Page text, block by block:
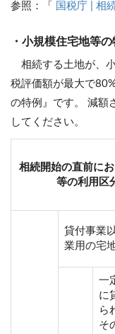
参照：「 国税庁 | 相
・小規模住宅地等の
相続する土地が、
税評価額が最大で
の特例』です。 減額
してください。
相続開始の直前に
等の利用区
貸付事業
業用の宅
一
に
ら
そ